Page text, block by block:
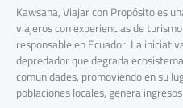
Kawsana, Viajar con Propósito es
viajeros con experiencias de
responsable en Ecuador. La
depredador que degrada
comunidades, promoviendo en su
poblaciones locales, genera